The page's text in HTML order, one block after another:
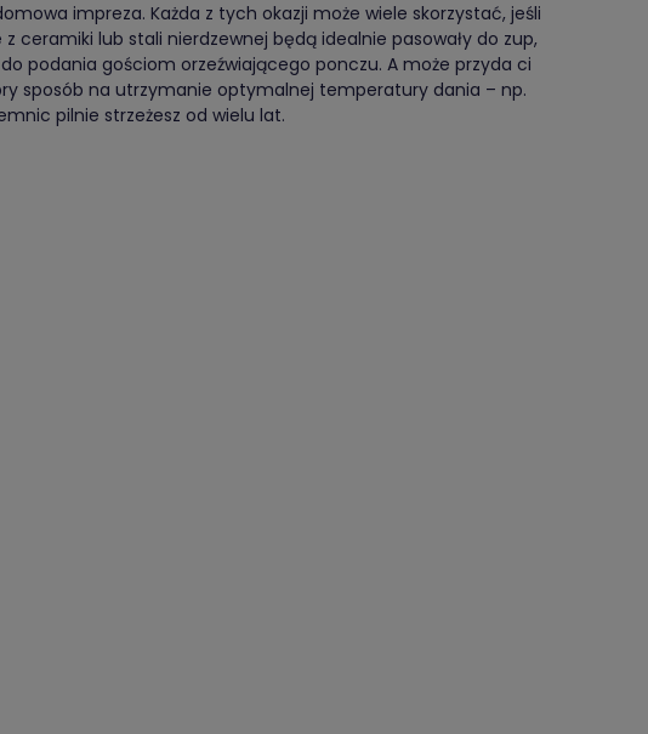
impreza. Każda z tych okazji może wiele skorzystać, jeśli
ceramiki lub stali nierdzewnej będą idealnie pasowały do zup,
podania gościom orzeźwiającego ponczu. A może przyda ci
sposób na utrzymanie optymalnej temperatury dania – np.
pilnie strzeżesz od wielu lat.